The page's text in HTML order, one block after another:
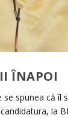
ÎNAPOI
spunea că
la